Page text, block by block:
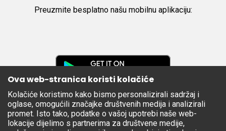
Preuzmite besplatno našu mobilnu aplikaciju:
Apple
Store
Ova web-stranica koristi kolačiće
Kolačiće koristimo kako bismo personalizirali sadržaj i
oglase, omogućili značajke društvenih medija i analizirali
promet. Isto tako, podatke o vašoj upotrebi naše web-
lokacije dijelimo s partnerima za društvene medije,